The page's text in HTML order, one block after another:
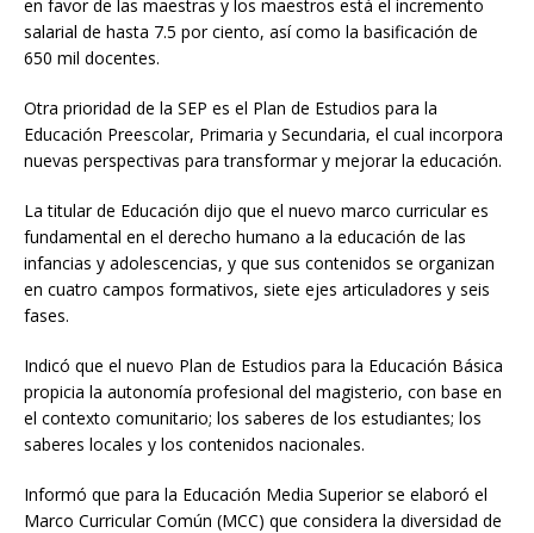
en favor de las maestras y los maestros está el incremento
salarial de hasta 7.5 por ciento, así como la basificación de
650 mil docentes.
Otra prioridad de la SEP es el Plan de Estudios para la
Educación Preescolar, Primaria y Secundaria, el cual incorpora
nuevas perspectivas para transformar y mejorar la educación.
La titular de Educación dijo que el nuevo marco curricular es
fundamental en el derecho humano a la educación de las
infancias y adolescencias, y que sus contenidos se organizan
en cuatro campos formativos, siete ejes articuladores y seis
fases.
Indicó que el nuevo Plan de Estudios para la Educación Básica
propicia la autonomía profesional del magisterio, con base en
el contexto comunitario; los saberes de los estudiantes; los
saberes locales y los contenidos nacionales.
Informó que para la Educación Media Superior se elaboró el
Marco Curricular Común (MCC) que considera la diversidad de